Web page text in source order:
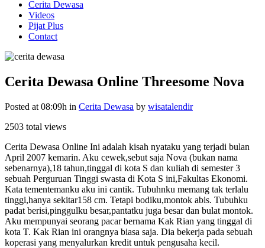
Cerita Dewasa
Videos
Pijat Plus
Contact
Cerita Dewasa Online Threesome Nova
Posted at 08:09h in Cerita Dewasa by wisatalendir
2503 total views
Cerita Dewasa Online Ini adalah kisah nyataku yang terjadi bulan
April 2007 kemarin. Aku cewek,sebut saja Nova (bukan nama
sebenarnya),18 tahun,tinggal di kota S dan kuliah di semester 3
sebuah Perguruan Tinggi swasta di Kota S ini,Fakultas Ekonomi.
Kata tementemanku aku ini cantik. Tubuhnku memang tak terlalu
tinggi,hanya sekitar158 cm. Tetapi bodiku,montok abis. Tubuhku
padat berisi,pinggulku besar,pantatku juga besar dan bulat montok.
Aku mempunyai seorang pacar bernama Kak Rian yang tinggal di
kota T. Kak Rian ini orangnya biasa saja. Dia bekerja pada sebuah
koperasi yang menyalurkan kredit untuk pengusaha kecil.